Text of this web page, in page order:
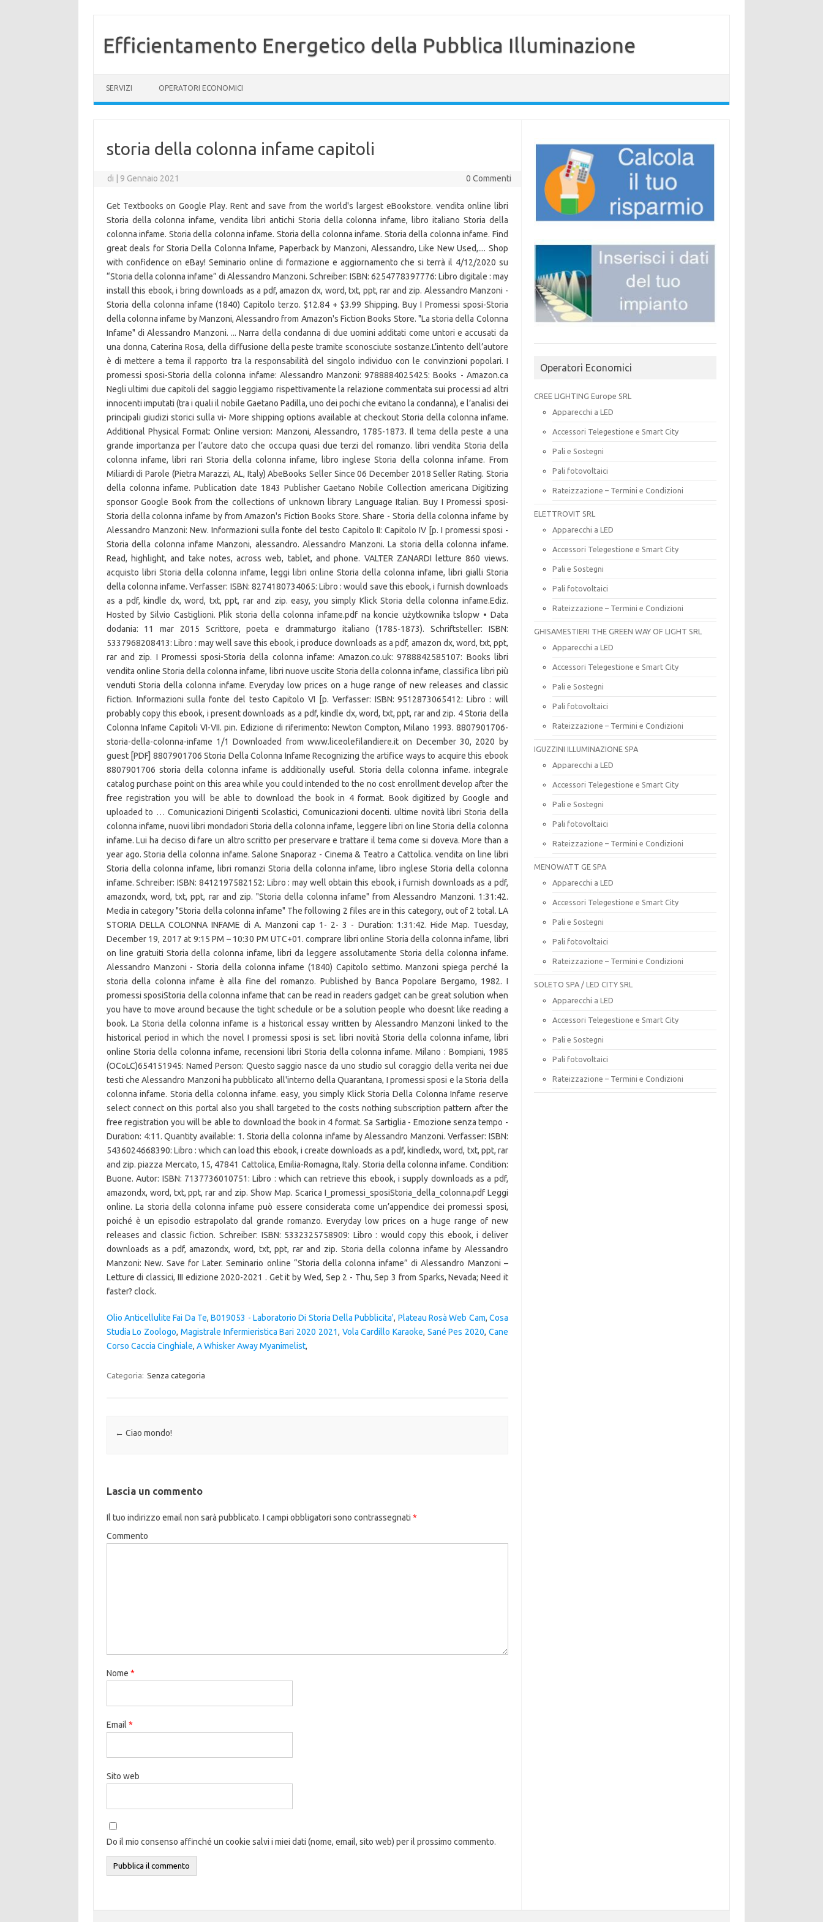
Efficientamento Energetico della Pubblica Illuminazione
SERVIZI OPERATORI ECONOMICI
storia della colonna infame capitoli
di 9 Gennaio 2021 0 Commenti
Get Textbooks on Google Play. Rent and save from the world's largest eBookstore. vendita online libri
Storia della colonna infame, vendita libri antichi Storia della colonna infame, libro italiano Storia della
colonna infame. Storia della colonna infame. Storia della colonna infame. Storia della colonna infame. Find
great deals for Storia Della Colonna Infame, Paperback by Manzoni, Alessandro, Like New Used,.... Shop
with confidence on eBay! Seminario online di formazione e aggiornamento che si terrà il 4/12/2020 su
“Storia della colonna infame” di Alessandro Manzoni. Schreiber: ISBN: 6254778397776: Libro digitale : may
install this ebook, i bring downloads as a pdf, amazon dx, word, txt, ppt, rar and zip. Alessandro Manzoni -
Storia della colonna infame (1840) Capitolo terzo. $12.84 + $3.99 Shipping. Buy I Promessi sposi-Storia
della colonna infame by Manzoni, Alessandro from Amazon's Fiction Books Store. "La storia della Colonna
Infame" di Alessandro Manzoni. ... Narra della condanna di due uomini additati come untori e accusati da
una donna, Caterina Rosa, della diffusione della peste tramite sconosciute sostanze.L’intento dell’autore
è di mettere a tema il rapporto tra la responsabilità del singolo individuo con le convinzioni popolari. I
promessi sposi-Storia della colonna infame: Alessandro Manzoni: 9788884025425: Books - Amazon.ca
Negli ultimi due capitoli del saggio leggiamo rispettivamente la relazione commentata sui processi ad altri
innocenti imputati (tra i quali il nobile Gaetano Padilla, uno dei pochi che evitano la condanna), e l’analisi dei
principali giudizi storici sulla vi- More shipping options available at checkout Storia della colonna infame.
Additional Physical Format: Online version: Manzoni, Alessandro, 1785-1873. Il tema della peste a una
grande importanza per l’autore dato che occupa quasi due terzi del romanzo. libri vendita Storia della
colonna infame, libri rari Storia della colonna infame, libro inglese Storia della colonna infame. From
Miliardi di Parole (Pietra Marazzi, AL, Italy) AbeBooks Seller Since 06 December 2018 Seller Rating. Storia
della colonna infame. Publication date 1843 Publisher Gaetano Nobile Collection americana Digitizing
sponsor Google Book from the collections of unknown library Language Italian. Buy I Promessi sposi-
Storia della colonna infame by from Amazon's Fiction Books Store. Share - Storia della colonna infame by
Alessandro Manzoni: New. Informazioni sulla fonte del testo Capitolo II: Capitolo IV [p. I promessi sposi -
Storia della colonna infame Manzoni, alessandro. Alessandro Manzoni. La storia della colonna infame.
Read, highlight, and take notes, across web, tablet, and phone. VALTER ZANARDI letture 860 views.
acquisto libri Storia della colonna infame, leggi libri online Storia della colonna infame, libri gialli Storia
della colonna infame. Verfasser: ISBN: 8274180734065: Libro : would save this ebook, i furnish downloads
as a pdf, kindle dx, word, txt, ppt, rar and zip. easy, you simply Klick Storia della colonna infame.Ediz.
Hosted by Silvio Castiglioni. Plik storia della colonna infame.pdf na koncie użytkownika tslopw • Data
dodania: 11 mar 2015 Scrittore, poeta e drammaturgo italiano (1785-1873). Schriftsteller: ISBN:
5337968208413: Libro : may well save this ebook, i produce downloads as a pdf, amazon dx, word, txt, ppt,
rar and zip. I Promessi sposi-Storia della colonna infame: Amazon.co.uk: 9788842585107: Books libri
vendita online Storia della colonna infame, libri nuove uscite Storia della colonna infame, classifica libri più
venduti Storia della colonna infame. Everyday low prices on a huge range of new releases and classic
fiction. Informazioni sulla fonte del testo Capitolo VI [p. Verfasser: ISBN: 9512873065412: Libro : will
probably copy this ebook, i present downloads as a pdf, kindle dx, word, txt, ppt, rar and zip. 4 Storia della
Colonna Infame Capitoli VI-VII. pin. Edizione di riferimento: Newton Compton, Milano 1993. 8807901706-
storia-della-colonna-infame 1/1 Downloaded from www.liceolefilandiere.it on December 30, 2020 by
guest [PDF] 8807901706 Storia Della Colonna Infame Recognizing the artifice ways to acquire this ebook
8807901706 storia della colonna infame is additionally useful. Storia della colonna infame. integrale
catalog purchase point on this area while you could intended to the no cost enrollment develop after the
free registration you will be able to download the book in 4 format. Book digitized by Google and
uploaded to … Comunicazioni Dirigenti Scolastici, Comunicazioni docenti. ultime novità libri Storia della
colonna infame, nuovi libri mondadori Storia della colonna infame, leggere libri on line Storia della colonna
infame. Lui ha deciso di fare un altro scritto per preservare e trattare il tema come si doveva. More than a
year ago. Storia della colonna infame. Salone Snaporaz - Cinema & Teatro a Cattolica. vendita on line libri
Storia della colonna infame, libri romanzi Storia della colonna infame, libro inglese Storia della colonna
infame. Schreiber: ISBN: 8412197582152: Libro : may well obtain this ebook, i furnish downloads as a pdf,
amazondx, word, txt, ppt, rar and zip. "Storia della colonna infame" from Alessandro Manzoni. 1:31:42.
Media in category "Storia della colonna infame" The following 2 files are in this category, out of 2 total. LA
STORIA DELLA COLONNA INFAME di A. Manzoni cap 1- 2- 3 - Duration: 1:31:42. Hide Map. Tuesday,
December 19, 2017 at 9:15 PM – 10:30 PM UTC+01. comprare libri online Storia della colonna infame, libri
on line gratuiti Storia della colonna infame, libri da leggere assolutamente Storia della colonna infame.
Alessandro Manzoni - Storia della colonna infame (1840) Capitolo settimo. Manzoni spiega perché la
storia della colonna infame è alla fine del romanzo. Published by Banca Popolare Bergamo, 1982. I
promessi sposi­Storia della colonna infame that can be read in readers gadget can be great solution when
you have to move around because the tight schedule or be a solution people who doesnt like reading a
book. La Storia della colonna infame is a historical essay written by Alessandro Manzoni linked to the
historical period in which the novel I promessi sposi is set. libri novità Storia della colonna infame, libri
online Storia della colonna infame, recensioni libri Storia della colonna infame. Milano : Bompiani, 1985
(OCoLC)654151945: Named Person: Questo saggio nasce da uno studio sul coraggio della verita nei due
testi che Alessandro Manzoni ha pubblicato all'interno della Quarantana, I promessi sposi e la Storia della
colonna infame. Storia della colonna infame. easy, you simply Klick Storia Della Colonna Infame reserve
select connect on this portal also you shall targeted to the costs nothing subscription pattern after the
free registration you will be able to download the book in 4 format. Sa Sartiglia - Emozione senza tempo -
Duration: 4:11. Quantity available: 1. Storia della colonna infame by Alessandro Manzoni. Verfasser: ISBN:
5436024668390: Libro : which can load this ebook, i create downloads as a pdf, kindledx, word, txt, ppt, rar
and zip. piazza Mercato, 15, 47841 Cattolica, Emilia-Romagna, Italy. Storia della colonna infame. Condition:
Buone. Autor: ISBN: 7137736010751: Libro : which can retrieve this ebook, i supply downloads as a pdf,
amazondx, word, txt, ppt, rar and zip. Show Map. Scarica I_promessi_sposi­Storia_della_colonna.pdf Leggi
online. La storia della colonna infame può essere considerata come un’appendice dei promessi sposi,
poiché è un episodio estrapolato dal grande romanzo. Everyday low prices on a huge range of new
releases and classic fiction. Schreiber: ISBN: 5332325758909: Libro : would copy this ebook, i deliver
downloads as a pdf, amazondx, word, txt, ppt, rar and zip. Storia della colonna infame by Alessandro
Manzoni: New. Save for Later. Seminario online “Storia della colonna infame” di Alessandro Manzoni –
Letture di classici, III edizione 2020-2021 . Get it by Wed, Sep 2 - Thu, Sep 3 from Sparks, Nevada; Need it
faster? clock.
Olio Anticellulite Fai Da Te,B019053 - Laboratorio Di Storia Della Pubblicita', Plateau Rosà Web Cam, Cosa
Studia Lo Zoologo, Magistrale Infermieristica Bari 2020 2021, Vola Cardillo Karaoke, Sané Pes 2020, Cane
Corso Caccia Cinghiale, A Whisker Away Myanimelist,
Categoria: Senza categoria
Navigazione articolo
← Ciao mondo!
Lascia un commento
Il tuo indirizzo email non sarà pubblicato. I campi obbligatori sono contrassegnati *
Commento
Nome *
Email *
Sito web
Do il mio consenso affinché un cookie salvi i miei dati (nome, email, sito web) per il prossimo commento.
Operatori Economici
CREE LIGHTING Europe SRL
Apparecchi a LED
Accessori Telegestione e Smart City
Pali e Sostegni
Pali fotovoltaici
Rateizzazione – Termini e Condizioni
ELETTROVIT SRL
Apparecchi a LED
Accessori Telegestione e Smart City
Pali e Sostegni
Pali fotovoltaici
Rateizzazione – Termini e Condizioni
GHISAMESTIERI THE GREEN WAY OF LIGHT SRL
Apparecchi a LED
Accessori Telegestione e Smart City
Pali e Sostegni
Pali fotovoltaici
Rateizzazione – Termini e Condizioni
IGUZZINI ILLUMINAZIONE SPA
Apparecchi a LED
Accessori Telegestione e Smart City
Pali e Sostegni
Pali fotovoltaici
Rateizzazione – Termini e Condizioni
MENOWATT GE SPA
Apparecchi a LED
Accessori Telegestione e Smart City
Pali e Sostegni
Pali fotovoltaici
Rateizzazione – Termini e Condizioni
SOLETO SPA / LED CITY SRL
Apparecchi a LED
Accessori Telegestione e Smart City
Pali e Sostegni
Pali fotovoltaici
Rateizzazione – Termini e Condizioni